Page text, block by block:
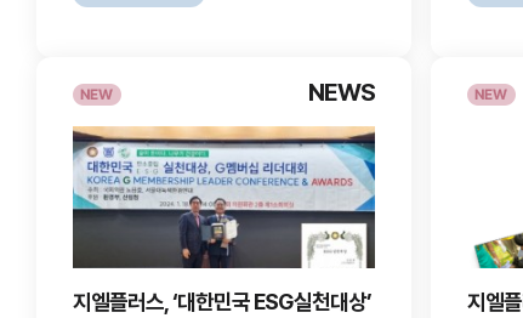
NEWS
지엘플러스, ‘대한민국 ESG실천대상’
지엘